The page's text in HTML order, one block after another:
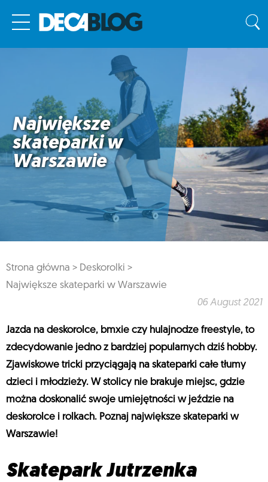
Największe
skateparki w
Warszawie
Strona główna > Deskorolki >
Największe skateparki w Warszawie
06 August 2021
Jazda na deskorolce, bmxie czy hulajnodze freestyle, to
zdecydowanie jedno z bardziej popularnych dziś hobby.
Zjawiskowe tricki przyciągają na skateparki całe tłumy
dzieci i młodzieży. W stolicy nie brakuje miejsc, gdzie
można doskonalić swoje umiejętności w jeździe na
deskorolce i rolkach. Poznaj największe skateparki w
Warszawie!
Skatepark Jutrzenka